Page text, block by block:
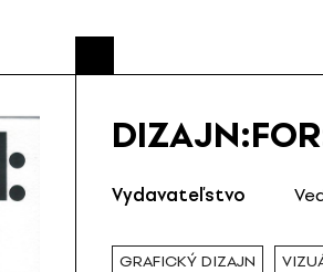
Vydavateľstvo
GRAFICKÝ DIZAJN